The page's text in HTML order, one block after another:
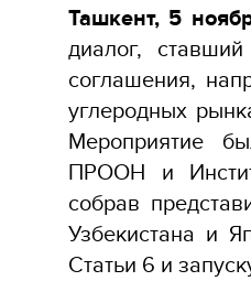
Ташкент, 5
диалог,
соглашения,
углеродных
Мероприятие
ПРООН и
собрав
Узбекистана и
Статьи 6 и